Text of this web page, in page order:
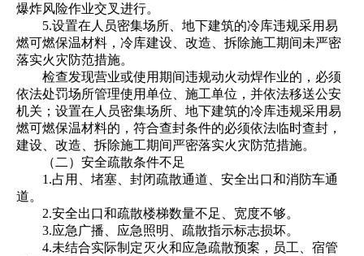
爆炸风险作业交叉进行。
5.设置在人员密集场所、地下建筑的冷库违规采用易
燃可燃保温材料，冷库建设、改造、拆除施工期间未严密
落实火灾防范措施。
检查发现营业或使用期间违规动火动焊作业的，必须
依法处罚场所管理使用单位、施工单位，并依法移送公安
机关；设置在人员密集场所、地下建筑的冷库违规采用易
燃可燃保温材料的，符合查封条件的必须依法临时查封，
建设、改造、拆除施工期间严密落实火灾防范措施。
（二）安全疏散条件不足
1.占用、堵塞、封闭疏散通道、安全出口和消防车通
道。
2.安全出口和疏散楼梯数量不足、宽度不够。
3.应急广播、应急照明、疏散指示标志损坏。
4.未结合实际制定灭火和应急疏散预案，员工、宿管